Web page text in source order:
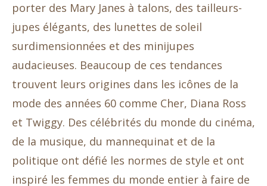
porter des Mary Janes à talons, des tailleurs-
jupes élégants, des lunettes de soleil
surdimensionnées et des minijupes
audacieuses. Beaucoup de ces tendances
trouvent leurs origines dans les icônes de la
mode des années 60 comme Cher, Diana Ross
et Twiggy. Des célébrités du monde du cinéma,
de la musique, du mannequinat et de la
politique ont défié les normes de style et ont
inspiré les femmes du monde entier à faire de